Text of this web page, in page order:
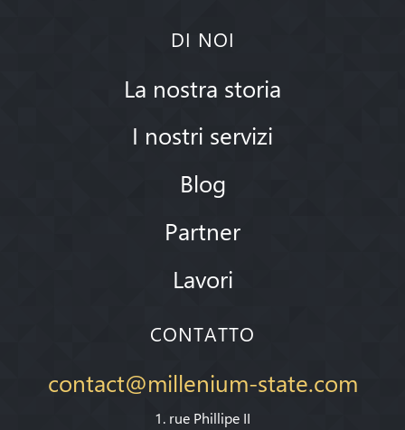
DI NOI
La nostra storia
I nostri servizi
Blog
Partner
Lavori
CONTATTO
contact@millenium-state.com
1. rue Phillipe II